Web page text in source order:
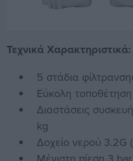
Τεχνικά Χαρακτηριστικά:
5 στάδια
Εύκολη
Διαστάσεις
kg
Δοχείο νερού